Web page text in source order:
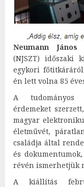
Neumann János
(NJSZT) időszaki
egykori
én lett volna 85
A tudományos
érdemeket
magyar
életművét,
családja által
és
révén ismerhetjük
A kiállítás